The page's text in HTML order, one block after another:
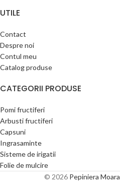
UTILE
Contact
Despre noi
Contul meu
Catalog produse
CATEGORII PRODUSE
Pomi fructiferi
Arbusti fructiferi
Capsuni
Ingrasaminte
Sisteme de irigatii
Folie de mulcire
© 2026 Pepiniera Moara